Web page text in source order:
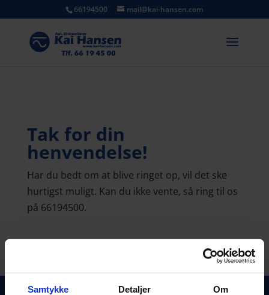
Samtykke Detaljer Om
66194500 mail@kai-hansen.com
Tak for din
henvendelse!
Har du bedt om at blive ringet op, vil det ske
hurtigst muligt. Kan du ikke vente, så ring til os
på 66194500.